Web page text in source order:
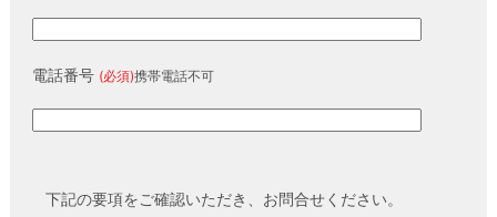
電話番号 (必須)携帯電話不可
下記の要項をご確認いただき、お問合せください。